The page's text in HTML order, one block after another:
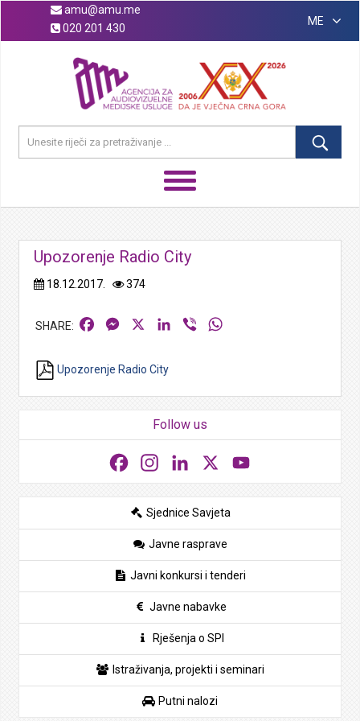
amu@amu.me
020 201 430
ME
Upozorenje Radio City
18.12.2017. 374
FacebookMessengerLinkedIn
Viber
Upozorenje Radio City
Follow us
FacebookInstagramLinkedIn
Sjednice Savjeta
Javne rasprave
Javni konkursi i tenderi
Javne nabavke
Rješenja o SPI
Istraživanja, projekti i seminari
Putni nalozi